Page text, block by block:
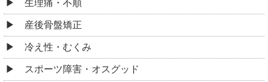
生理痛・不順
産後骨盤矯正
冷え性・むくみ
スポーツ障害・オスグッド